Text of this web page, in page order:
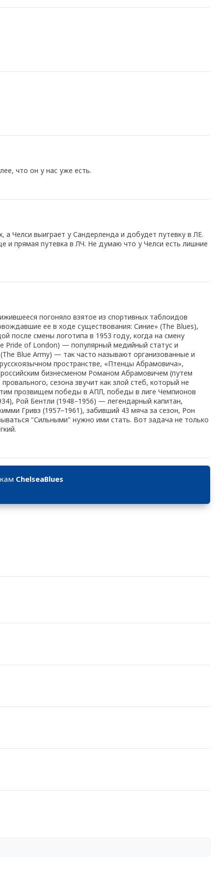
что он у нас уже есть.
Челси выиграет у Сандерленда и добудет путевку в ЛЕ.
прямая путевка в ЛЧ. Не думаю что у Челси есть лишние
погоняло взятое из спортивных таблоидов
ее в ходе существования: Синие» (The Blues),
после смены логотипа в 1953 году, когда на смену
Pride of London) — популярный медийный статус и
Blue Army) — так часто называют организованные и
пространстве, «Птенцы Абрамовича»,
бизнесменом Романом Абрамовичем (путем
сезона звучит как злой стеб, который не
прозвищем победы в АПЛ, победы в лиге Чемпионов
Рой Бентли (1948–1956) — легендарный капитан,
Гривз (1957–1961), забивший 43 мяча за сезон, Рон
"Сильными" нужно ими стать. Вот задача не только
ChelseaBlues